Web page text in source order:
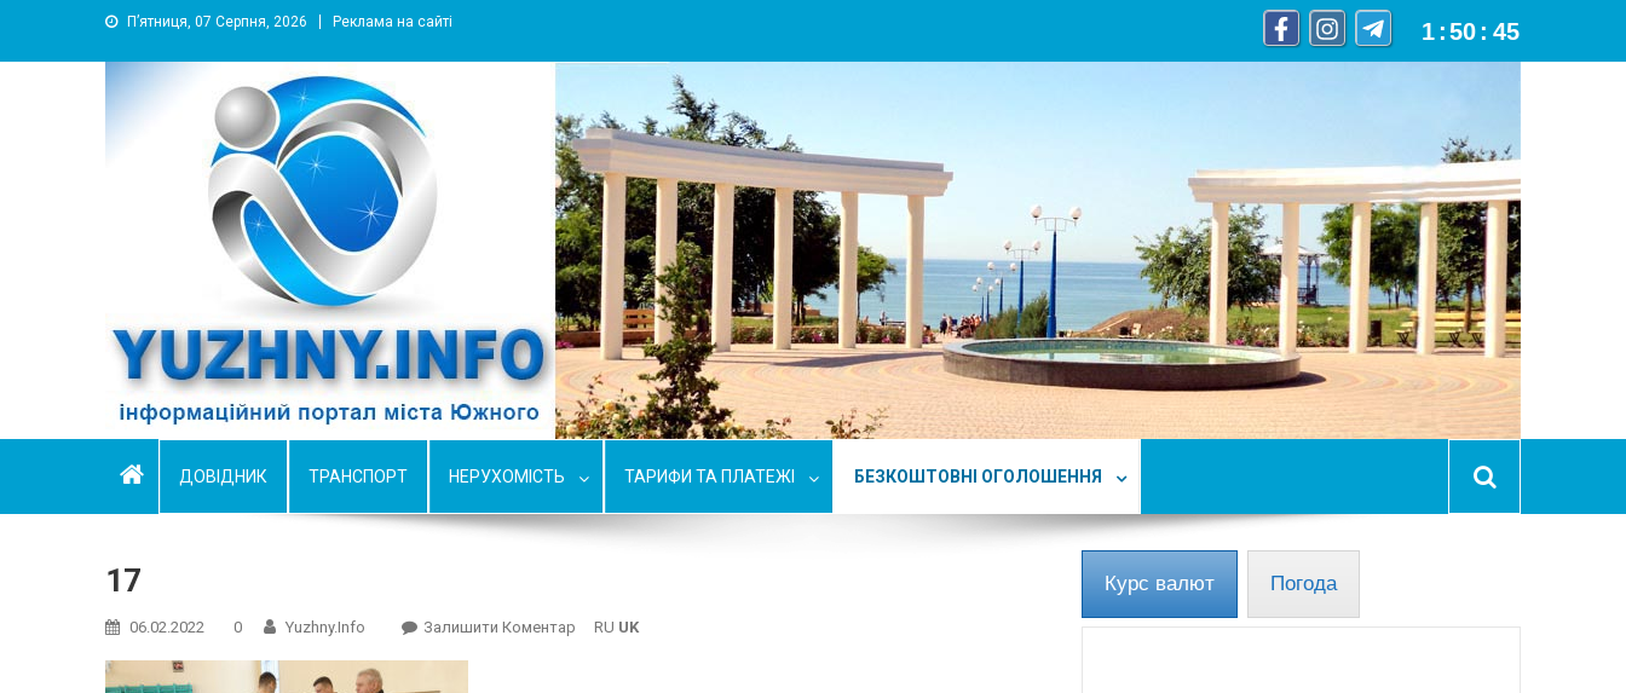
П’ятниця, 07 Серпня, 2026 Реклама на сайті 1 :50 : 46
YUZHNY.INFO
информационный портал города Южный
ДОВІДНИК ТРАНСПОРТ НЕРУХОМІСТЬ ТАРИФИ ТА ПЛАТЕЖІ БЕЗКОШТОВНІ ОГОЛОШЕННЯ
17
06.02.2022 0 Yuzhny.info Залишити Коментар RU UK
Курс валют Погода